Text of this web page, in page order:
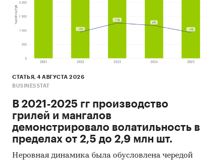
СТАТЬЯ, 4 АВГУСТА 2026
BUSINESSTAT
В 2021-2025 гг производство
грилей и мангалов
демонстрировало волатильность в
пределах от 2,5 до 2,9 млн шт.
Неровная динамика была обусловлена чередой